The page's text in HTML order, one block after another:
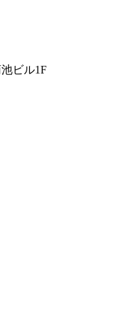
ビル1F